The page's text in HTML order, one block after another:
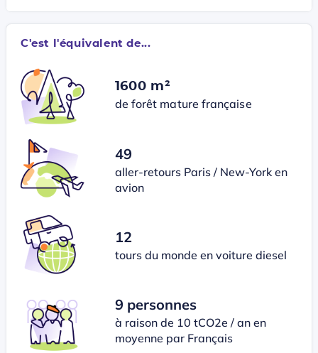
C'est l'équivalent de...
1600 m²
de forêt mature française
49
aller-retours Paris / New-York en
avion
12
tours du monde en voiture diesel
9 personnes
à raison de 10 tCO2e / an en
moyenne par Français